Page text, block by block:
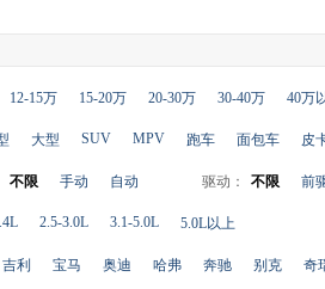
12-15万 15-20万 20-30万 30-40万 40万
大型 SUV MPV 跑车 面包车 皮
不限 手动 自动 驱动： 不限 前
2.5-3.0L 3.1-5.0L 5.0L以上
吉利 宝马 奥迪 哈弗 奔驰 别克 奇